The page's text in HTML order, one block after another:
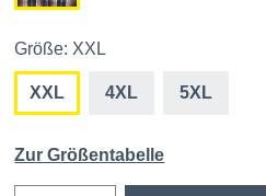
Größe: XXL
XXL 4XL 5XL
Zur Größentabelle